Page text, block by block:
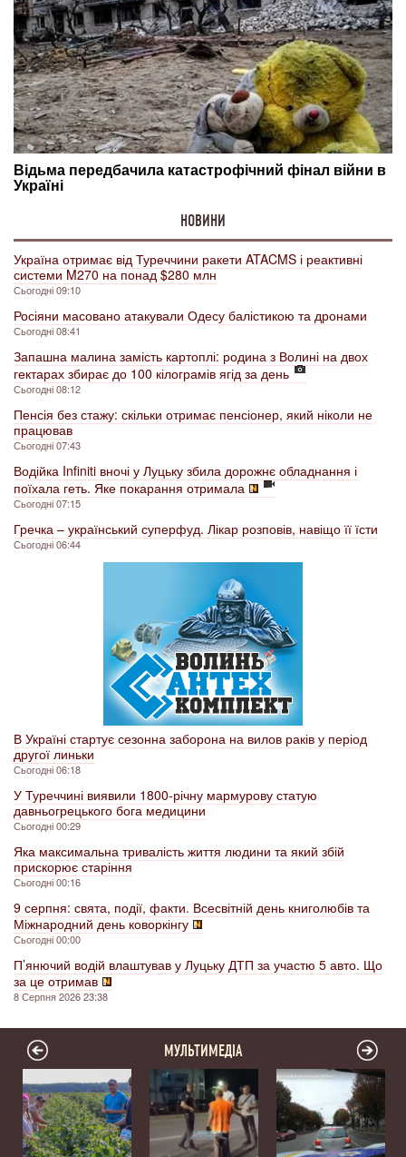
НОВИНИ
Україна отримає від Туреччини ракети ATACMS і реактивні
системи M270 на понад $280 млн
Сьогодні 09:10
Росіяни масовано атакували Одесу балістикою та дронами
Сьогодні 08:41
Запашна малина замість картоплі: родина з Волині на двох
гектарах збирає до 100 кілограмів ягід за день
Сьогодні 08:12
Пенсія без стажу: скільки отримає пенсіонер, який ніколи не
працював
Сьогодні 07:43
Водійка Infiniti вночі у Луцьку збила дорожнє обладнання і
поїхала геть. Яке покарання отримала
Сьогодні 07:15
Гречка – український суперфуд. Лікар розповів, навіщо її їсти
Сьогодні 06:44
В Україні стартує сезонна заборона на вилов раків у період
другої линьки
Сьогодні 06:18
У Туреччині виявили 1800-річну мармурову статую
давньогрецького бога медицини
Сьогодні 00:29
Яка максимальна тривалість життя людини та який збій
прискорює старіння
Сьогодні 00:16
9 серпня: свята, події, факти. Всесвітній день книголюбів та
Міжнародний день коворкінгу
Сьогодні 00:00
П’янючий водій влаштував у Луцьку ДТП за участю 5 авто. Що
за це отримав
8 Серпня 2026 23:38
МУЛЬТИМЕДІА